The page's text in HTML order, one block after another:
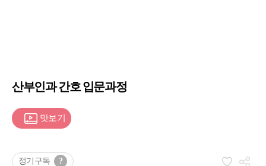
산부인과 간호 입문과정
맛보기
정기구독 ?